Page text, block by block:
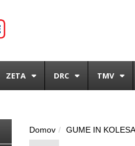
ZETA DRC TMV
Domov GUME IN KOLESA